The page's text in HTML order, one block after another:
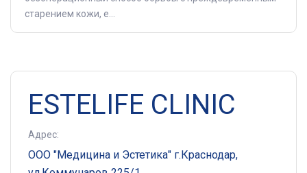
старением кожи, е...
ESTELIFE CLINIC
Адрес:
ООО "Медицина и Эстетика" г.Краснодар,